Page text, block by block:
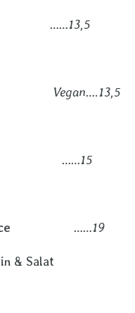
……13,5
Vegan….13,5
……19
& Salat